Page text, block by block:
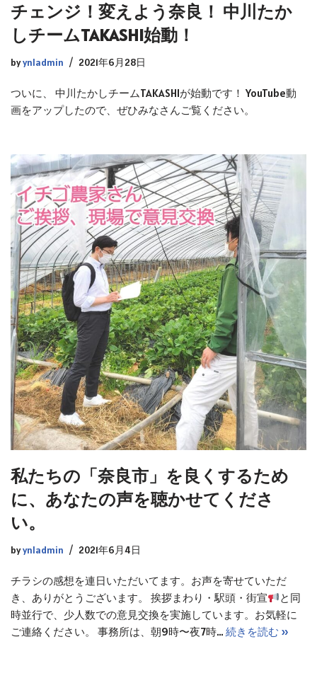
チェンジ！変えよう奈良！ 中川たか
しチームTAKASHI始動！
byynladmin 2021年6月28日
ついに、 中川たかしチームTAKASHIが始動です！ YouTube動
画をアップしたので、ぜひみなさんご覧ください。
私たちの「奈良市」を良くするため
に、あなたの声を聴かせてくださ
い。
byynladmin 2021年6月4日
チラシの感想を連日いただいてます。お声を寄せていただ
き、ありがとうございます。 挨拶まわり・駅頭・街宣
と同
時並行で、少人数での意見交換を実施しています。お気軽に
ご連絡ください。 事務所は、朝9時〜夜7時… 続きを読む »